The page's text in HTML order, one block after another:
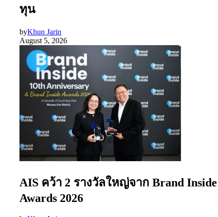
ทุน
byKhun Jarin
August 5, 2026
AIS คว้า 2 รางวัลใหญ่จาก Brand Inside
Awards 2026